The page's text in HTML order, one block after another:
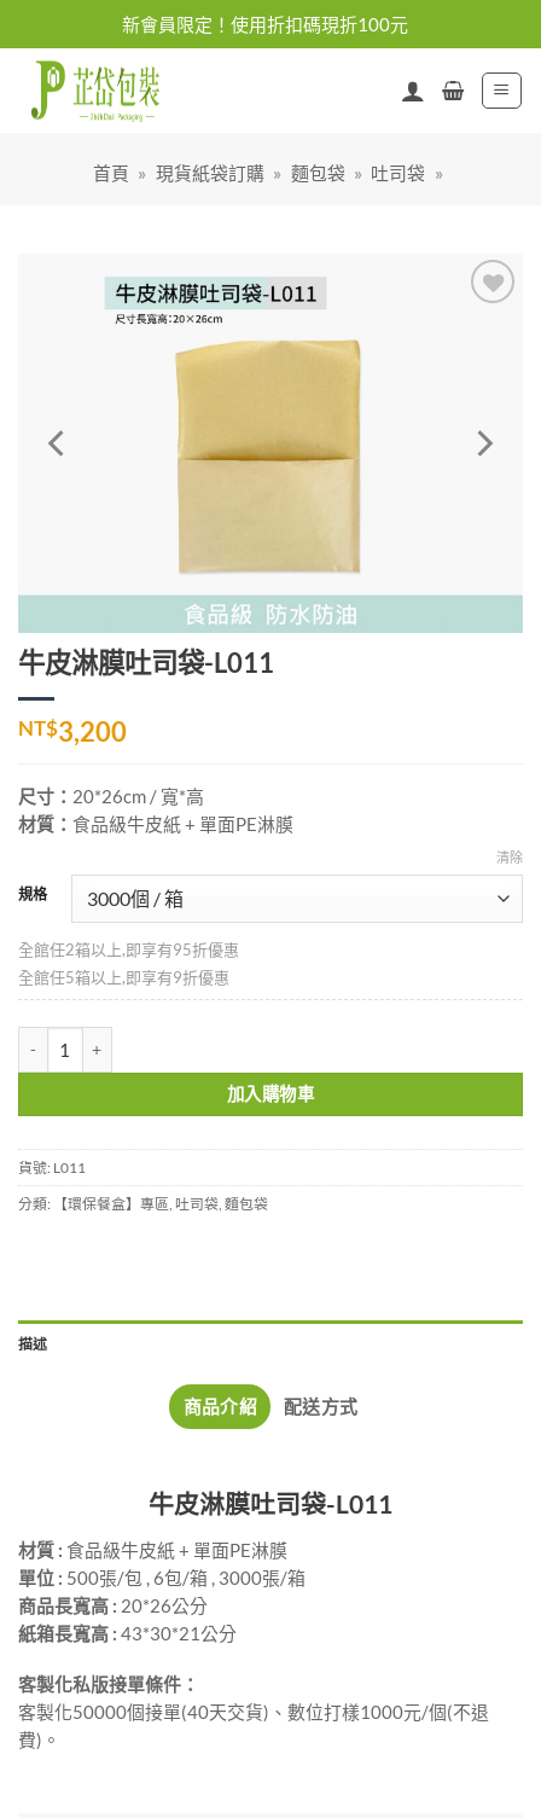
content
新會員限定！使用折扣碼現折100元
首頁 » 現貨紙袋訂購 » 麵包袋 » 吐司袋 »
牛皮淋膜吐司袋-L011
NT$3,200
尺寸： 20*26cm / 寬*高
材質： 食品級牛皮紙 + 單面PE淋膜
規格
清除
全館任2箱以上,即享有95折優惠
全館任5箱以上,即享有9折優惠
加入購物車
貨號: L011
分類:
【環保餐盒】專區 吐司袋 麵包袋
描述
商品介紹 配送方式
牛皮淋膜吐司袋-L011
材質 : 食品級牛皮紙 + 單面PE淋膜
單位 : 500張/包 , 6包/箱 , 3000張/箱
商品長寬高 : 20*26公分
紙箱長寬高 : 43*30*21公分
客製化私版接單條件：
客製化50000個接單(40天交貨)、數位打樣1000元/個(不退
費)。